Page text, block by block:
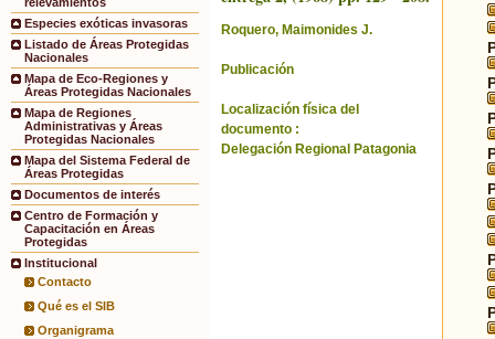
relevamientos
Especies exóticas invasoras
Listado de Áreas Protegidas
Nacionales
Mapa de Eco-Regiones y
Áreas Protegidas Nacionales
Mapa de Regiones
Administrativas y Áreas
Protegidas Nacionales
Mapa del Sistema Federal de
Áreas Protegidas
Documentos de interés
Centro de Formación y
Capacitación en Áreas
Protegidas
Institucional
Contacto
Qué es el SIB
Organigrama
Roquero, Maimonides J.
Publicación
Localización física del
documento :
Delegación Regional Patagonia